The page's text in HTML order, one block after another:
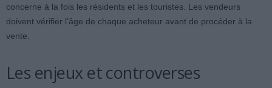
concerne à la fois les résidents et les touristes. Les vendeurs
doivent vérifier l’âge de chaque acheteur avant de procéder à la
vente.
Les enjeux et controverses